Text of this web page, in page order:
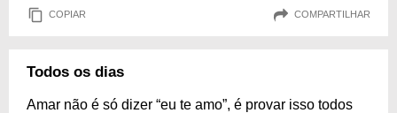
COPIAR COMPARTILHAR
Todos os dias
Amar não é só dizer “eu te amo”, é provar isso todos